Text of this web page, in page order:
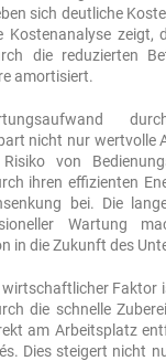
sich deutliche
Kostenanalyse zeigt,
die reduzierten
amortisiert.
nicht nur wertvolle
von
ihren effizienten
bei. Die
Wartung
in die Zukunft des
Faktor
die schnelle
am Arbeitsplatz
Dies steigert nicht